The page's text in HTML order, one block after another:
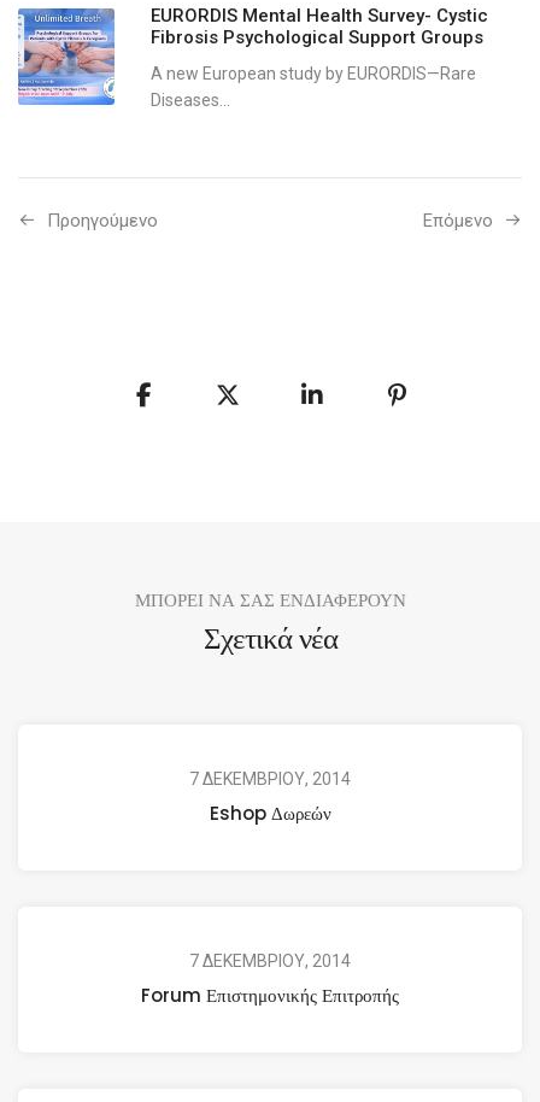
EURORDIS Mental Health Survey- Cystic
Fibrosis Psychological Support Groups
A new European study by EURORDIS—Rare
Diseases...
Προηγούμενo Επόμενο
ΜΠΟΡΕΙ ΝΑ ΣΑΣ ΕΝΔΙΑΦΕΡΟΥΝ
Σχετικά νέα
7 ΔΕΚΕΜΒΡΙΟΥ, 2014
Eshop Δωρεών
7 ΔΕΚΕΜΒΡΙΟΥ, 2014
Forum Επιστημονικής Επιτροπής